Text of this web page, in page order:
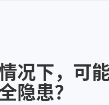
况下，可
隐患？